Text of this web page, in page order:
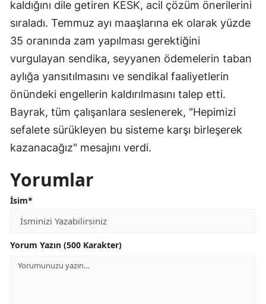
kaldığını dile getiren KESK, acil çözüm önerilerini
sıraladı. Temmuz ayı maaşlarına ek olarak yüzde
35 oranında zam yapılması gerektiğini
vurgulayan sendika, seyyanen ödemelerin taban
aylığa yansıtılmasını ve sendikal faaliyetlerin
önündeki engellerin kaldırılmasını talep etti.
Bayrak, tüm çalışanlara seslenerek, "Hepimizi
sefalete sürükleyen bu sisteme karşı birleşerek
kazanacağız" mesajını verdi.
Yorumlar
İsim*
Yorum Yazın (500 Karakter)